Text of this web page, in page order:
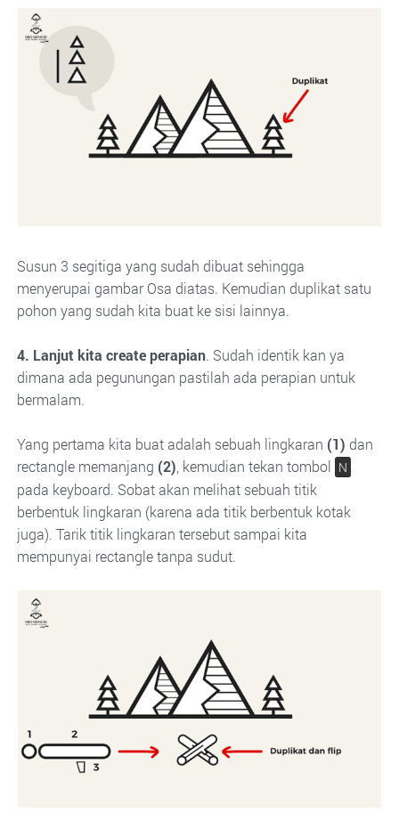
Susun 3 segitiga yang sudah dibuat sehingga
menyerupai gambar Osa diatas. Kemudian duplikat satu
pohon yang sudah kita buat ke sisi lainnya.
4. Lanjut kita create perapian. Sudah identik kan ya
dimana ada pegunungan pastilah ada perapian untuk
bermalam.
Yang pertama kita buat adalah sebuah lingkaran (1) dan
rectangle memanjang (2) , kemudian tekan tombol N
pada keyboard. Sobat akan melihat sebuah titik
berbentuk lingkaran (karena ada titik berbentuk kotak
juga). Tarik titik lingkaran tersebut sampai kita
mempunyai rectangle tanpa sudut.